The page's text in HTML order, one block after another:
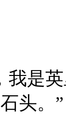
我是
头。”